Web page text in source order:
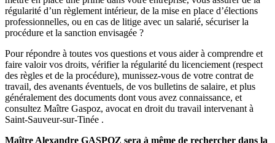
régularité d’un règlement intérieur, de la mise en place d’élections
professionnelles, ou en cas de litige avec un salarié, sécuriser la
procédure et la sanction envisagée ?
Pour répondre à toutes vos questions et vous aider à comprendre et
faire valoir vos droits, vérifier la régularité du licenciement (respect
des règles et de la procédure), munissez-vous de votre contrat de
travail, des avenants éventuels, de vos bulletins de salaire, et plus
généralement des documents dont vous avez connaissance, et
consultez Maître Gaspoz, avocat en droit du travail intervenant à
Saint-Sauveur-sur-Tinée .
Maître Alexandre GASPOZ sera à même de rechercher dans la